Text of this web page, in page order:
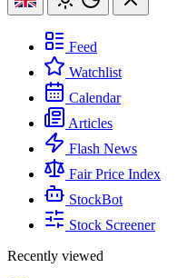
Feed
Watchlist
Calendar
Articles
Flash News
Fair Price Index
StockBot
Stock Screener
Recently viewed